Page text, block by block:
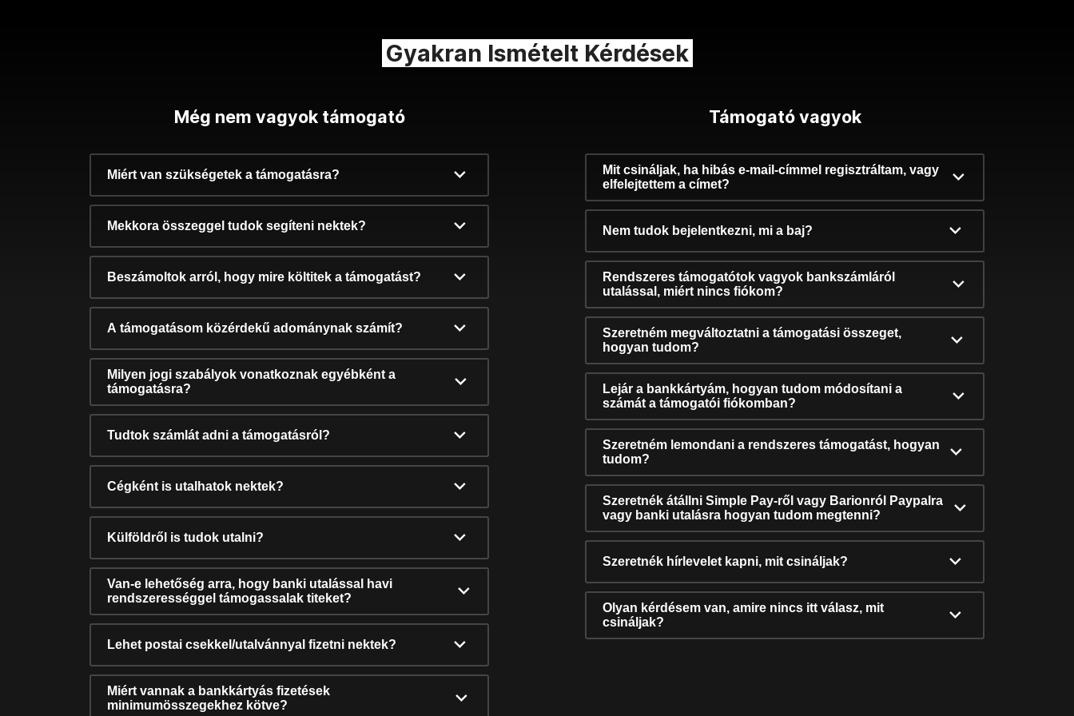
Gyakran Ismételt Kérdések
Még nem vagyok támogató
Miért van szükségetek a támogatásra?
Mekkora összeggel tudok segíteni nektek?
Beszámoltok arról, hogy mire költitek a támogatást?
A támogatásom közérdekű adománynak számít?
Milyen jogi szabályok vonatkoznak egyébként a
támogatásra?
Tudtok számlát adni a támogatásról?
Cégként is utalhatok nektek?
Külföldről is tudok utalni?
Van-e lehetőség arra, hogy banki utalással havi
rendszerességgel támogassalak titeket?
Lehet postai csekkel/utalvánnyal fizetni nektek?
Miért vannak a bankkártyás fizetések
minimumösszegekhez kötve?
Támogató vagyok
Mit csináljak, ha hibás e-mail-címmel regisztráltam, vagy
elfelejtettem a címet?
Nem tudok bejelentkezni, mi a baj?
Rendszeres támogatótok vagyok bankszámláról
utalással, miért nincs fiókom?
Szeretném megváltoztatni a támogatási összeget,
hogyan tudom?
Lejár a bankkártyám, hogyan tudom módosítani a
számát a támogatói fiókomban?
Szeretném lemondani a rendszeres támogatást, hogyan
tudom?
Szeretnék átállni Simple Pay-ről vagy Barionról Paypalra
vagy banki utalásra hogyan tudom megtenni?
Szeretnék hírlevelet kapni, mit csináljak?
Olyan kérdésem van, amire nincs itt válasz, mit
csináljak?